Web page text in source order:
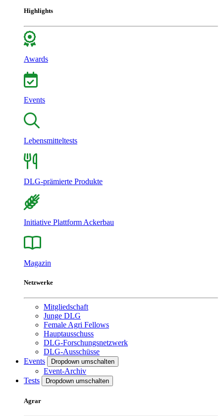
Highlights
Awards
Events
Lebensmitteltests
DLG-prämierte Produkte
Initiative Plattform Ackerbau
Magazin
Netzwerke
Mitgliedschaft
Junge DLG
Female Agri Fellows
Hauptausschuss
DLG-Forschungsnetzwerk
DLG-Ausschüsse
Events
Dropdown umschalten
Event-Archiv
Tests
Dropdown umschalten
Agrar